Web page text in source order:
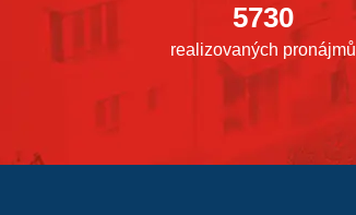
5730
realizovaných pronájmů